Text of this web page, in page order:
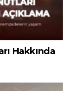
Hakkında